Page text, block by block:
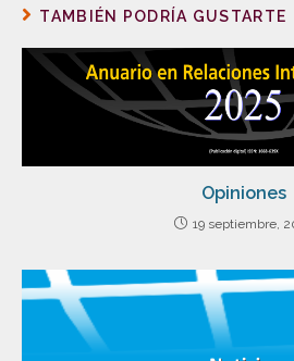
TAMBIÉN PODRÍA GUSTARTE
Opiniones
19 septiembre,